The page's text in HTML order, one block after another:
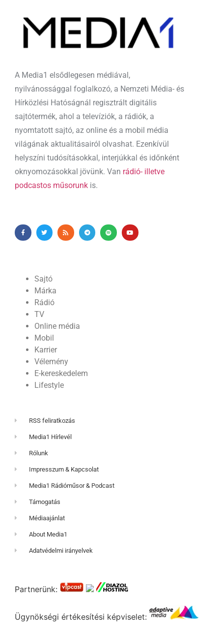
A Media1 elsődlegesen médiával,
nyilvánossággal foglalkozó, a Nemzeti Média- és
Hírközlési Hatóságnál regisztrált digitális
sajtótermék, ahol a televíziók, a rádiók, a
nyomtatott sajtó, az online és a mobil média
világának aktualitásairól olvashat. Ezenkívül
helyszíni tudósításokkal, interjúkkal és időnként
oknyomozásokkal jövünk. Van rádió- illetve
podcastos műsorunk is.
Sajtó
Márka
Rádió
TV
Online média
Mobil
Karrier
Vélemény
E-kereskedelem
Lifestyle
RSS feliratkozás
Media1 Hírlevél
Rólunk
Impresszum & Kapcsolat
Media1 Rádióműsor & Podcast
Támogatás
Médiaajánlat
About Media1
Adatvédelmi irányelvek
Partnerünk:
Ügynökségi értékesítési képviselet: